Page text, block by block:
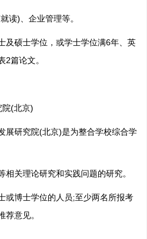
)、企业管理等。
硕士学位，或学士学位满6年、英
2篇论文。
(北京)
研究院(北京)是为整合学校综合学
关理论研究和实践问题的研究。
博士学位的人员;至少两名所报考
荐意见。